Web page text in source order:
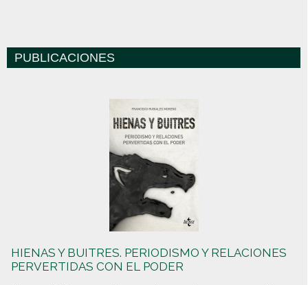
PUBLICACIONES
HIENAS Y BUITRES. PERIODISMO Y RELACIONES
PERVERTIDAS CON EL PODER